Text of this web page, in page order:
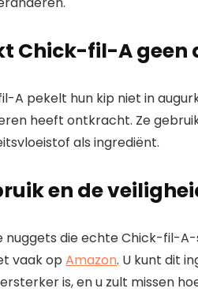
Chick-fil-A geen
A pekelt hun kip niet in
heeft ontkracht. Ze
als ingrediënt.
en de
nuggets die echte Chick-fil-
vaak op Amazon. U kunt dit
is, en u zult missen